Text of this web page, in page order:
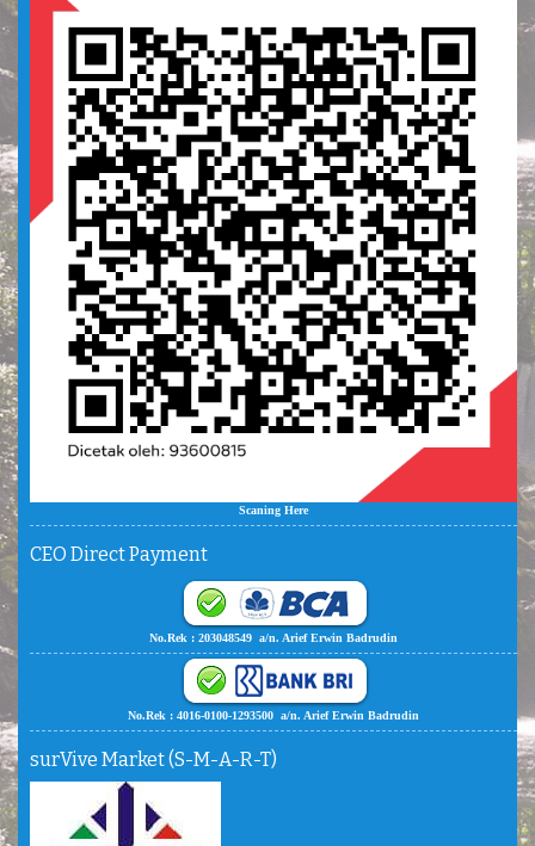
Scaning Here
CEO Direct Payment
No.Rek : 203048549 a/n. Arief Erwin Badrudin
No.Rek : 4016-0100-1293500 a/n. Arief Erwin Badrudin
surVive Market (S-M-A-R-T)